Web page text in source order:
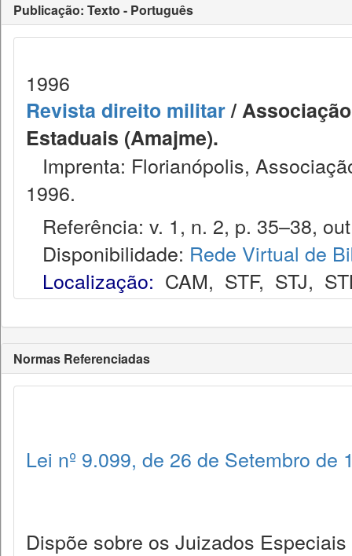
Publicação: Texto - Português
1996
Revista direito militar/
Estaduais (Amajme).
Imprenta: Florianópolis,
1996.
Referência: v. 1, n. 2, p. 35–38,
Disponibilidade: Rede Virtual de
Localização: CAM, STF, STJ,
Normas Referenciadas
Lei nº 9.099, de 26 de Setembro de
Dispõe sobre os Juizados